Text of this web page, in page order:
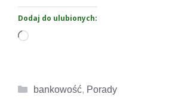
Dodaj do ulubionych:
Wczytywanie…
Kategorie
bankowość, Porady